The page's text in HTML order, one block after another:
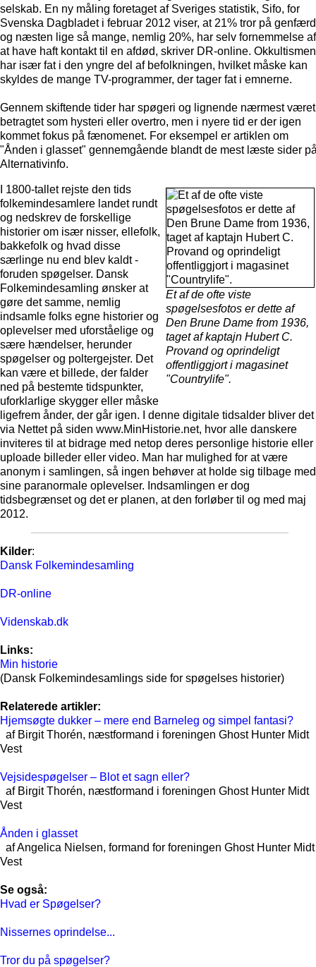
selskab. En ny måling foretaget af Sveriges statistik, Sifo, for
Svenska Dagbladet i februar 2012 viser, at 21% tror på genfærd
og næsten lige så mange, nemlig 20%, har selv fornemmelse
at have haft kontakt til en afdød, skriver DR-online. Okkultismen
har især fat i den yngre del af befolkningen, hvilket måske kan
skyldes de mange TV-programmer, der tager fat i emnerne.
Gennem skiftende tider har spøgeri og lignende nærmest været
betragtet som hysteri eller overtro, men i nyere tid er der igen
kommet fokus på fænomenet. For eksempel er artiklen om
"Ånden i glasset" gennemgående blandt de mest læste sider
Alternativinfo.
Et af de ofte viste
spøgelsesfotos er dette af
Den Brune Dame from 1936,
taget af kaptajn Hubert C.
Provand og oprindeligt
offentliggjort i magasinet
"Countrylife".
I 1800-tallet rejste den tids
folkemindesamlere landet rundt
og nedskrev de forskellige
historier om især nisser, ellefolk,
bakkefolk og hvad disse
særlinge nu end blev kaldt -
foruden spøgelser. Dansk
Folkemindesamling ønsker at
gøre det samme, nemlig
indsamle folks egne historier og
oplevelser med uforståelige og
sære hændelser, herunder
spøgelser og poltergejster. Det
kan være et billede, der falder
ned på bestemte tidspunkter,
uforklarlige skygger eller måske
ligefrem ånder, der går igen. I denne digitale tidsalder bliver det
via Nettet på siden www.MinHistorie.net, hvor alle danskere
inviteres til at bidrage med netop deres personlige historie eller
uploade billeder eller video. Man har mulighed for at være
anonym i samlingen, så ingen behøver at holde sig tilbage med
sine paranormale oplevelser. Indsamlingen er dog
tidsbegrænset og det er planen, at den forløber til og med maj
2012.
Kilder:
Dansk Folkemindesamling
DR-online
Videnskab.dk
Links:
Min historie
(Dansk Folkemindesamlings side for spøgelses historier)
Relaterede artikler:
Hjemsøgte dukker – mere end Barneleg og simpel fantasi?
af Birgit Thorén, næstformand i foreningen Ghost Hunter Midt
Vest
Vejsidespøgelser – Blot et sagn eller?
af Birgit Thorén, næstformand i foreningen Ghost Hunter Midt
Vest
Ånden i glasset
af Angelica Nielsen, formand for foreningen Ghost Hunter Midt
Vest
Se også:
Hvad er Spøgelser?
Nissernes oprindelse...
Tror du på spøgelser?